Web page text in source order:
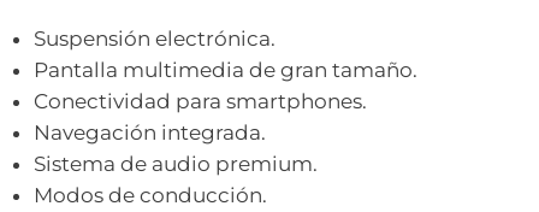
Suspensión electrónica.
Pantalla multimedia de gran tamaño.
Conectividad para smartphones.
Navegación integrada.
Sistema de audio premium.
Modos de conducción.